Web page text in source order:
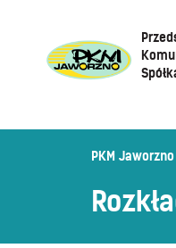
Sprzedaż
PKM Jaworzno